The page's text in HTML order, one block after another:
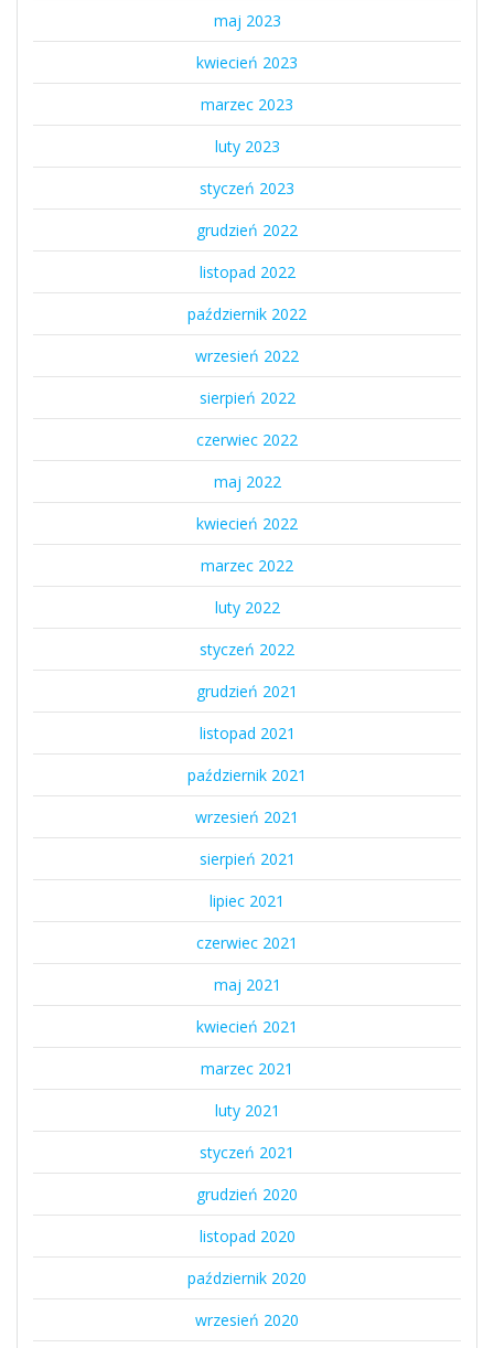
maj 2023
kwiecień 2023
marzec 2023
luty 2023
styczeń 2023
grudzień 2022
listopad 2022
październik 2022
wrzesień 2022
sierpień 2022
czerwiec 2022
maj 2022
kwiecień 2022
marzec 2022
luty 2022
styczeń 2022
grudzień 2021
listopad 2021
październik 2021
wrzesień 2021
sierpień 2021
lipiec 2021
czerwiec 2021
maj 2021
kwiecień 2021
marzec 2021
luty 2021
styczeń 2021
grudzień 2020
listopad 2020
październik 2020
wrzesień 2020